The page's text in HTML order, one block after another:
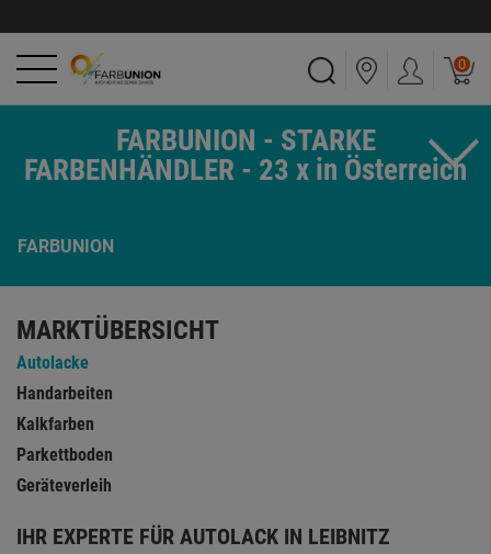
0
FARBUNION - STARKE
FARBENHÄNDLER - 23 x in Österreich
FARBUNION
MARKTÜBERSICHT
Autolacke
Handarbeiten
Kalkfarben
Parkettboden
Geräteverleih
IHR EXPERTE FÜR AUTOLACK IN LEIBNITZ